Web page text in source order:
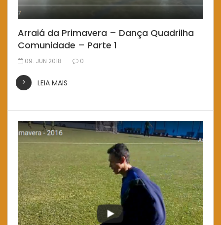
Arraiá da Primavera – Dança Quadrilha
Comunidade – Parte 1
09. JUN 2018 0
LEIA MAIS